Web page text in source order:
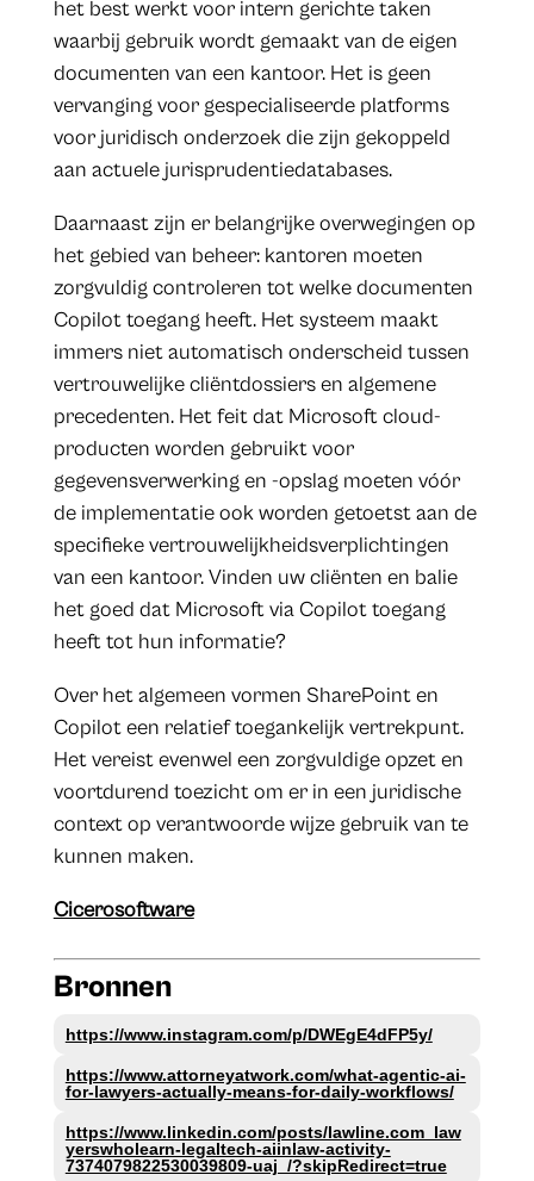
het best werkt voor intern gerichte taken
waarbij gebruik wordt gemaakt van de eigen
documenten van een kantoor. Het is geen
vervanging voor gespecialiseerde platforms
voor juridisch onderzoek die zijn gekoppeld
aan actuele jurisprudentiedatabases.
Daarnaast zijn er belangrijke overwegingen op
het gebied van beheer: kantoren moeten
zorgvuldig controleren tot welke documenten
Copilot toegang heeft. Het systeem maakt
immers niet automatisch onderscheid tussen
vertrouwelijke cliëntdossiers en algemene
precedenten. Het feit dat Microsoft cloud-
producten worden gebruikt voor
gegevensverwerking en -opslag moeten vóór
de implementatie ook worden getoetst aan de
specifieke vertrouwelijkheidsverplichtingen
van een kantoor. Vinden uw cliënten en balie
het goed dat Microsoft via Copilot toegang
heeft tot hun informatie?
Over het algemeen vormen SharePoint en
Copilot een relatief toegankelijk vertrekpunt.
Het vereist evenwel een zorgvuldige opzet en
voortdurend toezicht om er in een juridische
context op verantwoorde wijze gebruik van te
kunnen maken.
Cicerosoftware
Bronnen
https://www.instagram.com/p/DWEgE4dFP5y/
https://www.attorneyatwork.com/what-agentic-ai-
for-lawyers-actually-means-for-daily-workflows/
https://www.linkedin.com/posts/lawline.com_law
yerswholearn-legaltech-aiinlaw-activity-
7374079822530039809-uaj_/?skipRedirect=true